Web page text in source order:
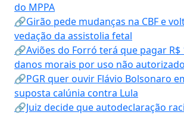
do MPPA
🔗Girão pede mudanças na CBF e
vedação da assistolia fetal
🔗Aviões do Forró terá que pagar R$
danos morais por uso não
🔗PGR quer ouvir Flávio Bolsonaro
suposta calúnia contra Lula
🔗Juiz decide que autodeclaração